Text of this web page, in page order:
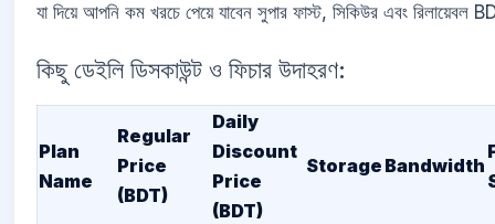
যা দিয়ে আপনি কম খরচে পেয়ে যাবেন সুপার ফাস্ট, সিকিউর এবং রিলায়েবল
কিছু ডেইলি ডিসকাউন্ট ও ফিচার উদাহরণ:
Plan
Name
Regular
Price
(BDT)
Daily
Discount
Price
(BDT)
Storage Bandwidth